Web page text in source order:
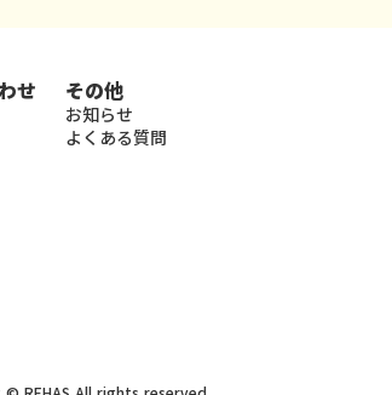
せ その他
お知らせ
よくある質問